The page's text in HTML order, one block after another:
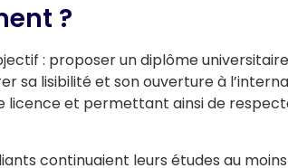
?
: proposer un diplôme
sa lisibilité et son ouverture à
licence et permettant ainsi de
continuaient leurs études au moins